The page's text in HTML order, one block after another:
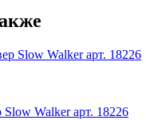
Walker арт. 18226